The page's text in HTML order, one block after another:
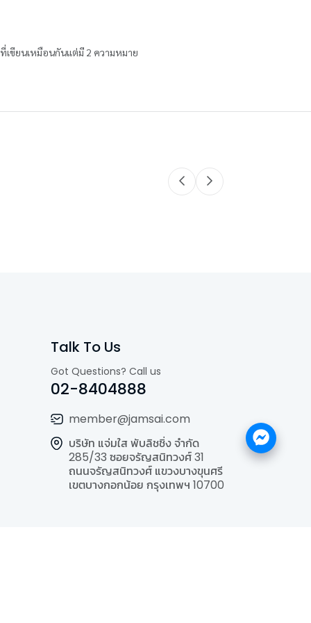
ขียนเหมือนกันแต่มี 2 ความหมาย
Talk To Us
Got Questions? Call us
02-8404888
member@jamsai.com
บริษัท แจ่มใส พับลิชชิ่ง จำกัด
285/33 ซอยจรัญสนิทวงศ์ 31
ถนนจรัญสนิทวงศ์ แขวงบางขุนศรี
เขตบางกอกน้อย กรุงเทพฯ 10700